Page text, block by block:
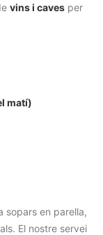
vins i caves per
matí)
sopars en parella,
El nostre servei